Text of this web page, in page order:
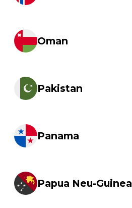
Oman
Pakistan
Panama
Papua Neu-Guinea